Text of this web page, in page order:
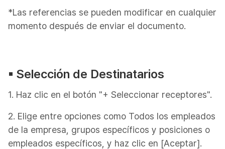
*Las referencias se pueden modificar en cualquier
momento después de enviar el documento.
▪︎ Selección de Destinatarios
1. Haz clic en el botón "+ Seleccionar receptores".
2. Elige entre opciones como Todos los empleados
de la empresa, grupos específicos y posiciones o
empleados específicos, y haz clic en [Aceptar].